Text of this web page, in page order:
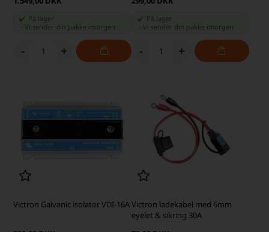
På lager
-Vi sender din pakke imorgen
- +
På lager
Vi sender din pakke imorgen
- +
Victron Galvanic isolator VDI-16AVictron ladekabel med 6mm
eyelet & sikring 30A